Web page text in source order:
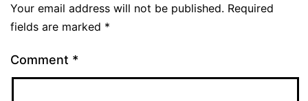
Your email address will not be published. Required
fields are marked *
Comment *